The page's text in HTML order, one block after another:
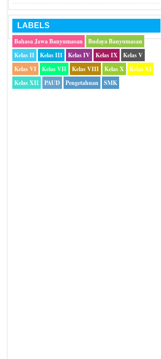
LABELS
Bahasa Jawa Banyumasan
Budaya Banyumasan
Kelas II
Kelas III Kelas IV Kelas IX
Kelas V
Kelas VI
Kelas VII Kelas VIII Kelas X
Kelas XI
Kelas XII
PAUD Pengetahuan SMK